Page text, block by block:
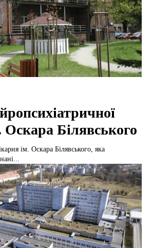
Оскара Білявського
ім. Оскара Білявського, яка